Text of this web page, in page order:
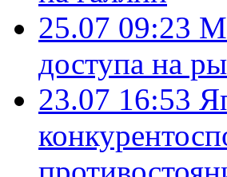
25.07 09:23
доступа на
23.07 16:53